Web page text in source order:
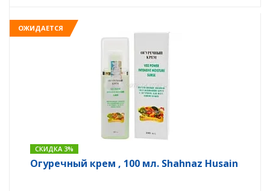
ОЖИДАЕТСЯ
СКИДКА 3%
Огуречный крем , 100 мл. Shahnaz Husain